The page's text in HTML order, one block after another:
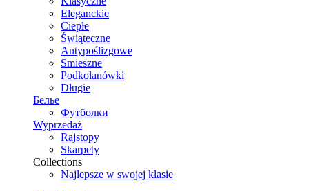
Eleganckie
Ciepłe
Świąteczne
Antypoślizgowe
Smieszne
Podkolanówki
Długie
Белье
Футболки
Wyprzedaż
Rajstopy
Skarpety
Collections
Najlepsze w swojej klasie